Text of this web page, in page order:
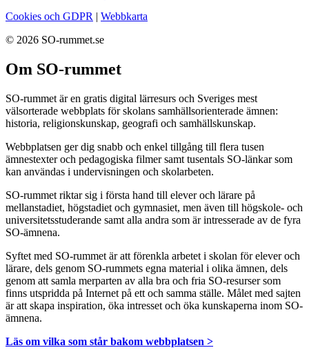
Cookies och GDPR | Webbkarta
© 2026 SO-rummet.se
Om SO-rummet
SO-rummet är en gratis digital lärresurs och Sveriges mest
välsorterade webbplats för skolans samhällsorienterade ämnen:
historia, religionskunskap, geografi och samhällskunskap.
Webbplatsen ger dig snabb och enkel tillgång till flera tusen
ämnestexter och pedagogiska filmer samt tusentals SO-länkar som
kan användas i undervisningen och skolarbeten.
SO-rummet riktar sig i första hand till elever och lärare på
mellanstadiet, högstadiet och gymnasiet, men även till högskole- och
universitetsstuderande samt alla andra som är intresserade av de fyra
SO-ämnena.
Syftet med SO-rummet är att förenkla arbetet i skolan för elever och
lärare, dels genom SO-rummets egna material i olika ämnen, dels
genom att samla merparten av alla bra och fria SO-resurser som
finns utspridda på Internet på ett och samma ställe. Målet med sajten
är att skapa inspiration, öka intresset och öka kunskaperna inom SO-
ämnena.
Läs om vilka som står bakom webbplatsen >